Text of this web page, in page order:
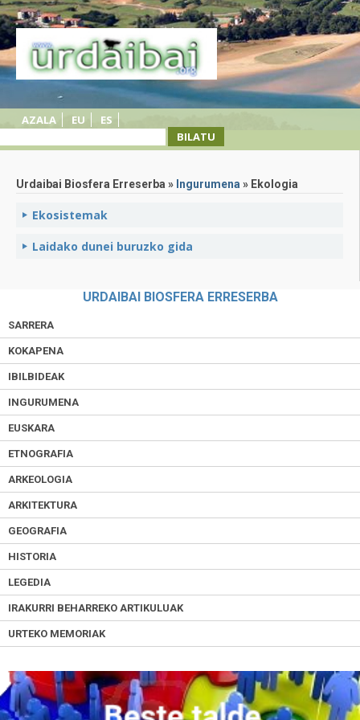
AZALA EU ES
Urdaibai Biosfera Erreserba » Ingurumena » Ekologia
Ekosistemak
Laidako dunei buruzko gida
URDAIBAI BIOSFERA ERRESERBA
SARRERA
KOKAPENA
IBILBIDEAK
INGURUMENA
EUSKARA
ETNOGRAFIA
ARKEOLOGIA
ARKITEKTURA
GEOGRAFIA
HISTORIA
LEGEDIA
IRAKURRI BEHARREKO ARTIKULUAK
URTEKO MEMORIAK